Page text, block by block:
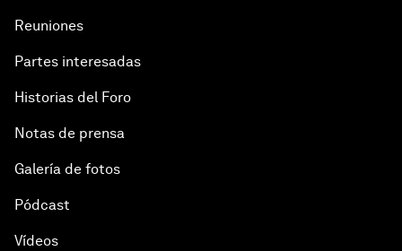
Reuniones
Partes interesadas
Historias del Foro
Notas de prensa
Galería de fotos
Pódcast
Vídeos